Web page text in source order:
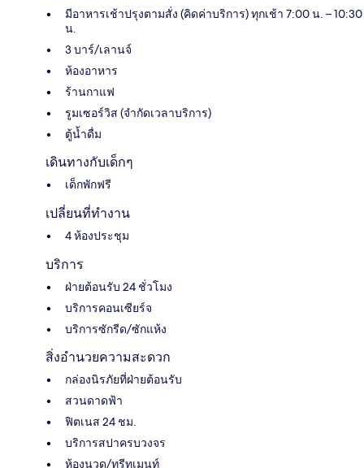
มีอาหารเช้าปรุงตามสั่ง (คิดค่าบริการ) ทุกเช้า 7:00 น. – 10:30
น.
3 บาร์/เลานจ์
ห้องอาหาร
ร้านกาแฟ
รูมเซอร์วิส (จำกัดเวลาบริการ)
ตู้น้ำดื่ม
เดินทางกับเด็กๆ
เด็กพักฟรี
เปลี่ยนที่ทำงาน
4 ห้องประชุม
บริการ
ฝ่ายต้อนรับ 24 ชั่วโมง
บริการคอนเซียร์จ
บริการซักรีด/ซักแห้ง
สิ่งอำนวยความสะดวก
กล่องนิรภัยที่ฝ่ายต้อนรับ
สวนดาดฟ้า
ฟิตเนส 24 ชม.
บริการสปาครบวงจร
ห้องนวด/ทรีทเมนท์